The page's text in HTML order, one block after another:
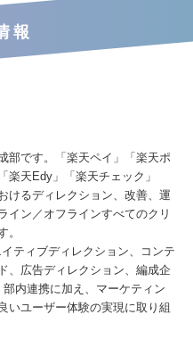
報
部です。「楽天ペイ」「楽天ポ
楽天Edy」「楽天チェック」
けるディレクション、改善、運
イン／オフラインすべてのクリ
。
ティブディレクション、コンテ
、広告ディレクション、編成企
内連携に加え、マーケティン
いユーザー体験の実現に取り組